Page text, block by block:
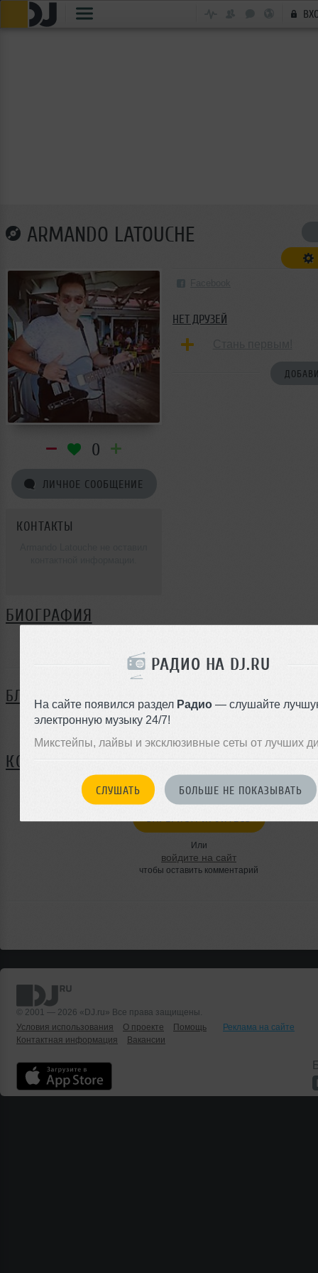
РАДИО НА DJ.RU
На сайте появился раздел Радио — слушайте
электронную музыку 24/7!
Микстейпы, лайвы и эксклюзивные сеты от лучших
СЛУШАТЬ БОЛЬШЕ НЕ ПОКАЗЫВАТЬ
ARMANDO LATOUCHE
0
ЛИЧНОЕ СООБЩЕНИЕ
КОНТАКТЫ
НЕТ ДРУЗЕЙ
БИОГРАФИЯ
БЛОГ
КОММЕНТАРИИ
ЗАРЕГИСТРИРУЙТЕСЬ
Или
войдите на сайт
чтобы оставить комментарий
© 2001 — 2026 «DJ.ru» Все права защищены.
Условия использования
О проекте Помощь
Реклама на сайте
Контактная информация
Вакансии